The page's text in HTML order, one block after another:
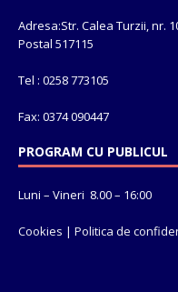
Adresa:Str. Calea
Postal 517115
Tel : 0258 773105
Fax: 0374 090447
PROGRAM CU PUBLICUL
Luni – Vineri 8.00 – 16:00
Cookies | Politica de